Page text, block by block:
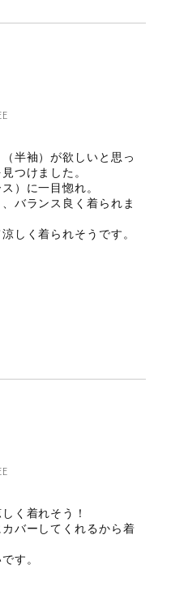
半袖）が欲しいと思っ
つけました。
）に一目惚れ。
バランス良く着られま
しく着られそうです。
く着れそう！
バーしてくれるから着
す。